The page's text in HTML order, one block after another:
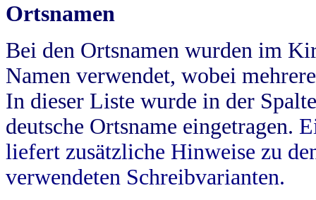
Ortsnamen
Bei den Ortsnamen wurden im
Namen verwendet, wobei
In dieser Liste wurde in der
deutsche Ortsname eingetragen.
liefert zusätzliche Hinweise zu
verwendeten Schreibvarianten.